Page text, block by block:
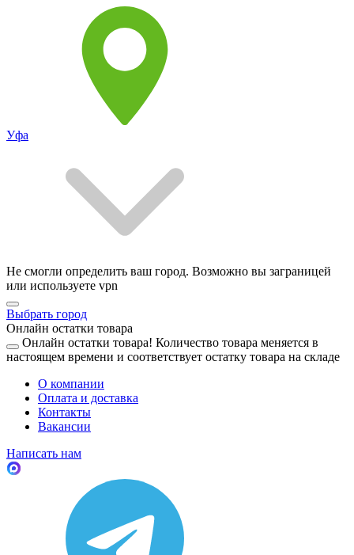
Уфа
Не смогли определить ваш город. Возможно вы заграницей
или используете vpn
Выбрать город
Онлайн остатки товара
Онлайн остатки товара! Количество товара меняется в
настоящем времени и соответствует остатку товара на складе
О компании
Оплата и доставка
Контакты
Вакансии
Написать нам